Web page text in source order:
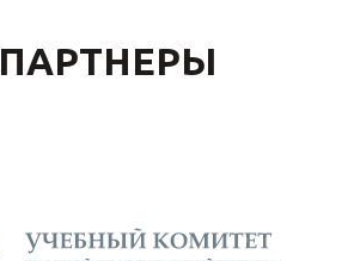
ПАРТНЕРЫ